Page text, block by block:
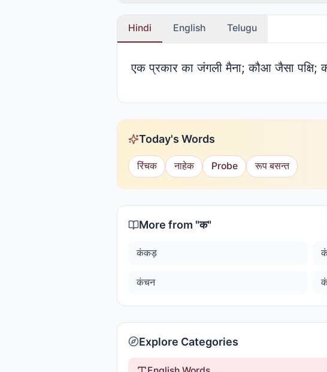
Hindi English Telugu
एक प्रकार का जंगली मैना; कौआ जैसा पक्षि;
Today's Words
रिंचक नाहेक Probe रूप बसन्त
More from "क"
कंकड़
कंचन
Explore Categories